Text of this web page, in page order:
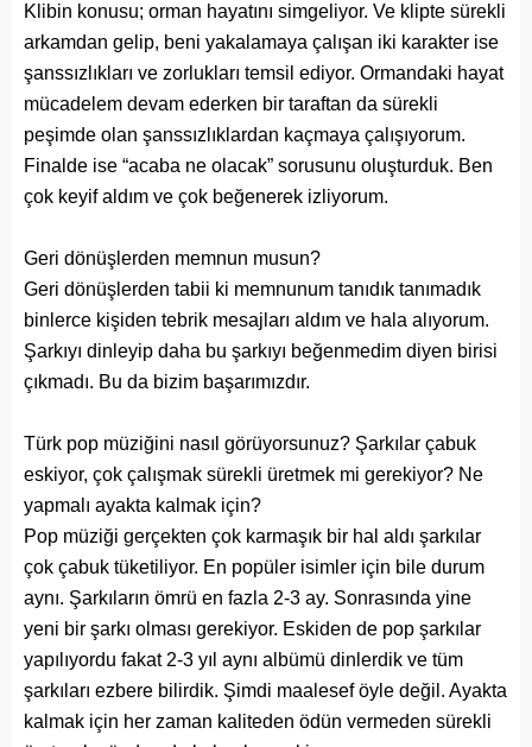
Klibin konusu; orman hayatını simgeliyor. Ve klipte sürekli
arkamdan gelip, beni yakalamaya çalışan iki karakter ise
şanssızlıkları ve zorlukları temsil ediyor. Ormandaki hayat
mücadelem devam ederken bir taraftan da sürekli
peşimde olan şanssızlıklardan kaçmaya çalışıyorum.
Finalde ise “acaba ne olacak” sorusunu oluşturduk. Ben
çok keyif aldım ve çok beğenerek izliyorum.
Geri dönüşlerden memnun musun?
Geri dönüşlerden tabii ki memnunum tanıdık tanımadık
binlerce kişiden tebrik mesajları aldım ve hala alıyorum.
Şarkıyı dinleyip daha bu şarkıyı beğenmedim diyen birisi
çıkmadı. Bu da bizim başarımızdır.
Türk pop müziğini nasıl görüyorsunuz? Şarkılar çabuk
eskiyor, çok çalışmak sürekli üretmek mi gerekiyor? Ne
yapmalı ayakta kalmak için?
Pop müziği gerçekten çok karmaşık bir hal aldı şarkılar
çok çabuk tüketiliyor. En popüler isimler için bile durum
aynı. Şarkıların ömrü en fazla 2-3 ay. Sonrasında yine
yeni bir şarkı olması gerekiyor. Eskiden de pop şarkılar
yapılıyordu fakat 2-3 yıl aynı albümü dinlerdik ve tüm
şarkıları ezbere bilirdik. Şimdi maalesef öyle değil. Ayakta
kalmak için her zaman kaliteden ödün vermeden sürekli